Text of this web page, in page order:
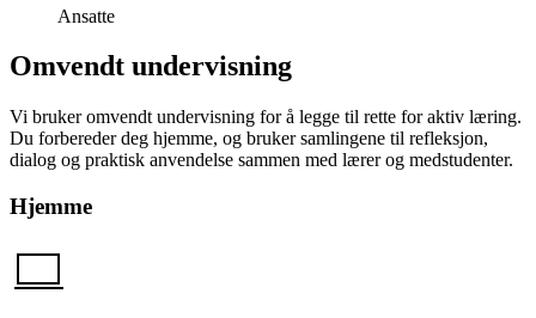
Ansatte
Omvendt undervisning
Vi bruker omvendt undervisning for å legge til rette for aktiv læring.
Du forbereder deg hjemme, og bruker samlingene til refleksjon,
dialog og praktisk anvendelse sammen med lærer og medstudenter.
Hjemme
computer